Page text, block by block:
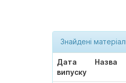
Знайдені
Дата
випуску
Назва